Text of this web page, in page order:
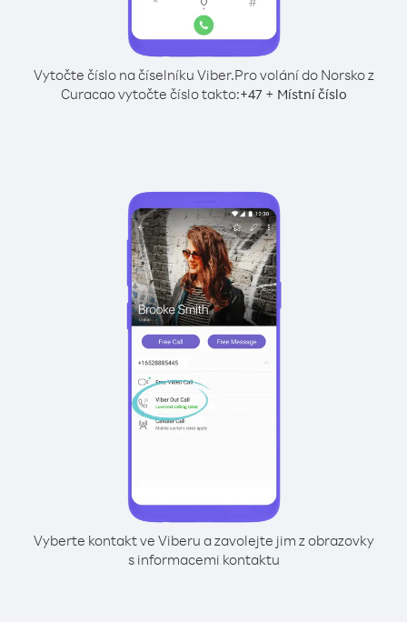
Vytočte číslo na číselníku Viber.Pro volání do Norsko z
Curacao vytočte číslo takto:+47+ Místní číslo
Vyberte kontakt ve Viberu a zavolejte jim z obrazovky
s informacemi kontaktu